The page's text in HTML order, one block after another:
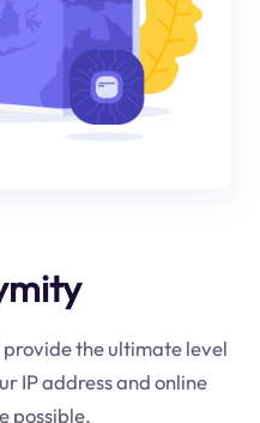
the ultimate level
IP address and online
possible.